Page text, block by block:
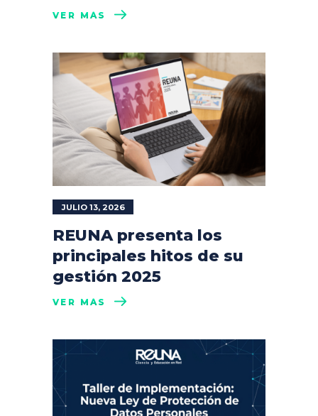
VER MÁS
JULIO 13, 2026
REUNA presenta los
principales hitos de su
gestión 2025
VER MÁS